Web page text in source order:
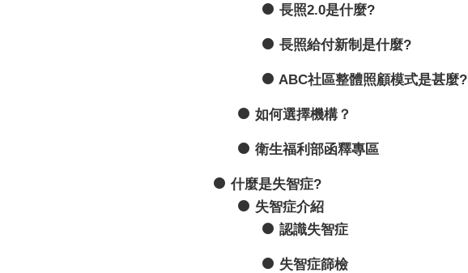
長照2.0是什麼?
長照給付新制是什麼?
ABC社區整體照顧模式是甚麼?
如何選擇機構？
衛生福利部函釋專區
什麼是失智症?
失智症介紹
認識失智症
失智症篩檢